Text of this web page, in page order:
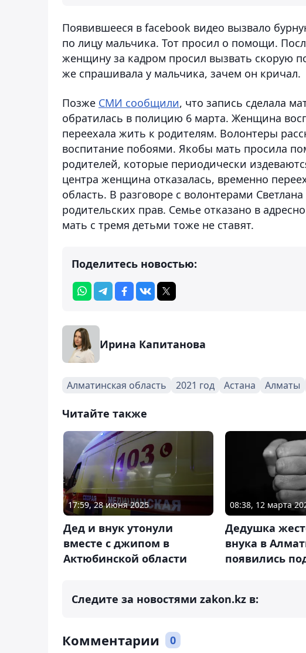
Появившееся в facebook видео вызвало
по лицу мальчика. Тот просил о помощи.
женщину за кадром просил вызвать скорую
же спрашивала у мальчика, зачем он кричал.
Позже СМИ сообщили, что запись сделала
обратилась в полицию 6 марта. Женщина
переехала жить к родителям. Волонтеры
воспитание побоями. Якобы мать просила
родителей, которые периодически
центра женщина отказалась, временно
область. В разговоре с волонтерами
родительских прав. Семье отказано в
мать с тремя детьми тоже не ставят.
Поделитесь новостью:
Ирина Капитанова
Алматинская область 2021 год Астана Алматы
Читайте также
17:59, 28 июня 2025
Дед и внук утонули
вместе с джипом в
Актюбинской области
08:38, 12 марта
Дедушка
внука в
появились
Следите за новостями zakon.kz в:
Комментарии 0